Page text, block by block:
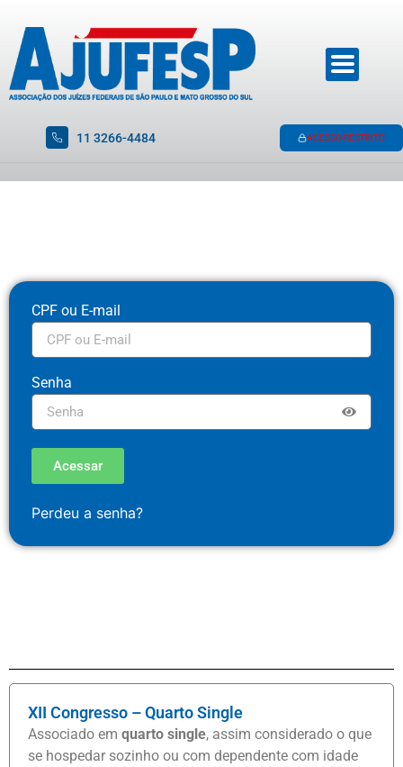
11 3266-4484 ACESSO RESTRITO
CPF ou E-mail
Senha
Acessar
Perdeu a senha?
XII Congresso – Quarto Single
Associado em quarto single, assim considerado o que
se hospedar sozinho ou com dependente com idade